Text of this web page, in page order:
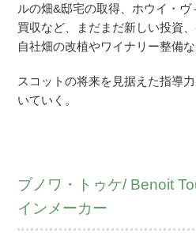
ルの畑&邸宅の取得、ホウイ・
買収など、まだまだ新しい投資
自社畑の改植やワイナリー整備な
スコットの将来を見据えた指導
いていく。
ブノワ・トゥケ/ Benoit
インメーカー